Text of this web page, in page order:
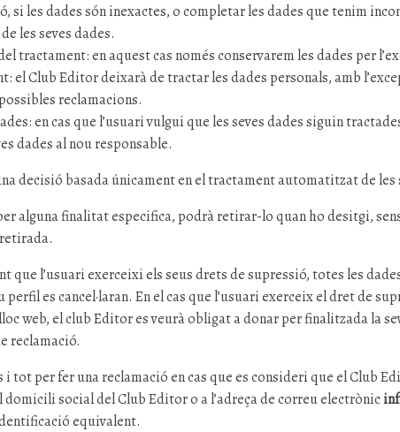
si les dades són inexactes, o completar les dades que tenim
les seves dades.
tractament: en aquest cas només conservarem les dades per
el Club Editor deixarà de tractar les dades personals, amb
reclamacions.
en cas que l’usuari vulgui que les seves dades siguin
dades al nou responsable.
decisió basada únicament en el tractament automatitzat de les
alguna finalitat especifica, podrà retirar-lo quan ho desitgi,
que l’usuari exerceixi els seus drets de supressió, totes les
es cancel·laran. En el cas que l’usuari exerceix el dret de
web, el club Editor es veurà obligat a donar per finalitzada la
reclamació.
i tot per fer una reclamació en cas que es consideri que el Club
social del Club Editor o a l’adreça de correu electrònic
equivalent.